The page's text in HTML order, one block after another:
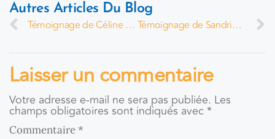
Autres Articles Du Blog
Témoignage de Céline Hesliere et Stella Hombert
Témoignage de Sandrine Ritacco
Laisser un commentaire
Votre adresse e-mail ne sera pas publiée. Les
champs obligatoires sont indiqués avec *
Commentaire*